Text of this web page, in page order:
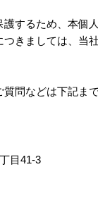
するため、本
きましては、当
問などは下記ま
目41-3